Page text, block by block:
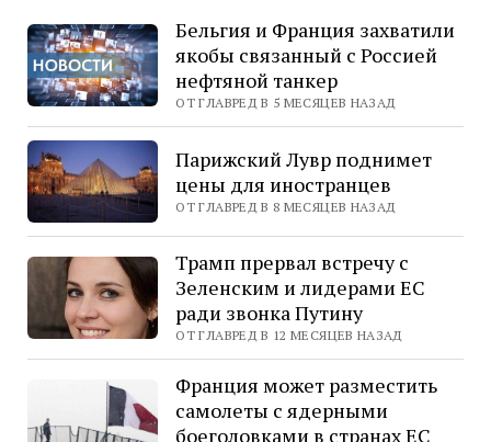
Бельгия и Франция захватили
якобы связанный с Россией
нефтяной танкер
ОТ ГЛАВРЕД В 5 МЕСЯЦЕВ НАЗАД
Парижский Лувр поднимет
цены для иностранцев
ОТ ГЛАВРЕД В 8 МЕСЯЦЕВ НАЗАД
Трамп прервал встречу с
Зеленским и лидерами ЕС
ради звонка Путину
ОТ ГЛАВРЕД В 12 МЕСЯЦЕВ НАЗАД
Франция может разместить
самолеты с ядерными
боеголовками в странах ЕС